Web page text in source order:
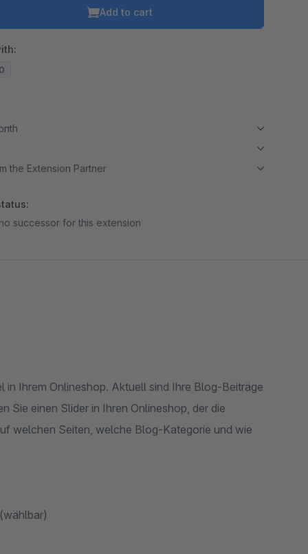
Add to cart
the Extension Partner
successor for this extension
Ihrem Onlineshop. Aktuell sind Ihre Blog-Beiträge
Sie einen Slider in Ihren Onlineshop, der die
welchen Seiten, welche Blog-Kategorie und wie